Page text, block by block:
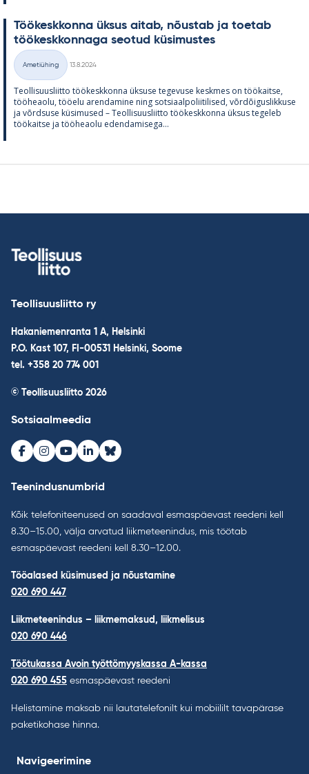
Töö­kesk­konna ük­sus ai­tab, nõus­tab ja toe­tab
töö­kesk­kon­naga seo­tud kü­si­mus­tes
Kategooriad
Ametiühing
13.8.2024
Teol­li­suus­liitto töö­kesk­konna ük­suse te­ge­vuse kesk­mes on töö­kaitse,
töö­heaolu, töö­elu aren­da­mine ning sot­si­aal­po­lii­ti­li­sed, võrdõi­gus­lik­kuse
ja võrd­suse kü­si­mused – Teol­li­suus­liitto töö­kesk­konna ük­sus te­ge­leb
töö­kaitse ja töö­heaolu eden­da­mi­sega...
Teollisuusliitto ry
Hakaniemenranta 1 A, Helsinki
P.O. Kast 107, FI-00531 Helsinki, Soome
tel. +358 20 774 001
© Teollisuusliitto 2026
Sotsiaalmeedia
Facebook
Instagram
Youtube
LinkedInBluesky
Teenindusnumbrid
Kõik telefoniteenused on saadaval esmaspäevast reedeni kell
8.30–15.00, välja arvatud liikmeteenindus, mis töötab
esmaspäevast reedeni kell 8.30–12.00.
Tööalased küsimused ja nõustamine
020 690 447
Liikmeteenindus – liikmemaksud, liikmelisus
020 690 446
Töötukassa Avoin työttömyyskassa A-kassa
020 690 455 esmaspäevast reedeni
Helistamine maksab nii lautatelefonilt kui mobiililt tavapärase
paketikohase hinna.
Navigeerimine